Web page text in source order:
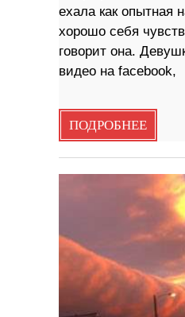
ехала как опытная
хорошо себя
говорит она.
видео на facebook,
ПОДРОБНЕЕ